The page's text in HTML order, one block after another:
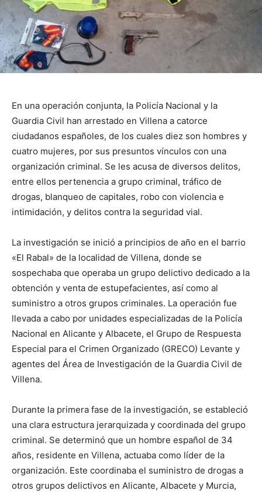
En una operación conjunta, la Policía Nacional y la
Guardia Civil han arrestado en Villena a catorce
ciudadanos españoles, de los cuales diez son hombres y
cuatro mujeres, por sus presuntos vínculos con una
organización criminal. Se les acusa de diversos delitos,
entre ellos pertenencia a grupo criminal, tráfico de
drogas, blanqueo de capitales, robo con violencia e
intimidación, y delitos contra la seguridad vial.
La investigación se inició a principios de año en el barrio
«El Rabal» de la localidad de Villena, donde se
sospechaba que operaba un grupo delictivo dedicado a la
obtención y venta de estupefacientes, así como al
suministro a otros grupos criminales. La operación fue
llevada a cabo por unidades especializadas de la Policía
Nacional en Alicante y Albacete, el Grupo de Respuesta
Especial para el Crimen Organizado (GRECO) Levante y
agentes del Área de Investigación de la Guardia Civil de
Villena.
Durante la primera fase de la investigación, se estableció
una clara estructura jerarquizada y coordinada del grupo
criminal. Se determinó que un hombre español de 34
años, residente en Villena, actuaba como líder de la
organización. Este coordinaba el suministro de drogas a
otros grupos delictivos en Alicante, Albacete y Murcia,